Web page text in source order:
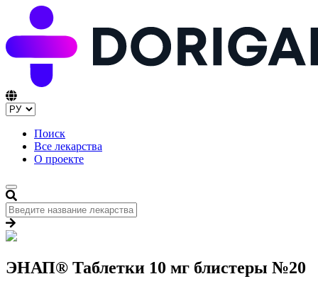
Поиск
Все лекарства
О проекте
ЭНАП® Таблетки 10 мг блистеры №20